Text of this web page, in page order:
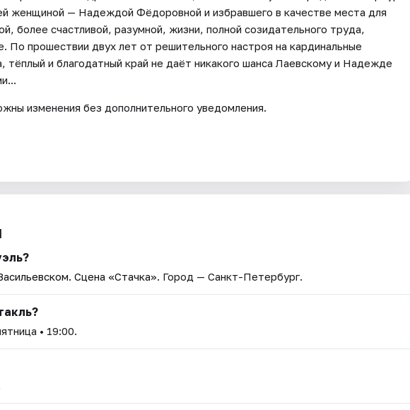
женщиной — Надеждой Фёдоровной и избравшего в качестве места для
более счастливой, разумной, жизни, полной созидательного труда,
По прошествии двух лет от решительного настроя на кардинальные
тёплый и благодатный край не даёт никакого шанса Лаевскому и Надежде
изменения без дополнительного уведомления.
Сцена «Стачка». Город — Санкт-Петербург.
• 19:00.